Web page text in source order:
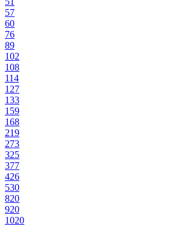
57
60
76
89
102
108
114
127
133
159
168
219
273
325
377
426
530
820
920
1020